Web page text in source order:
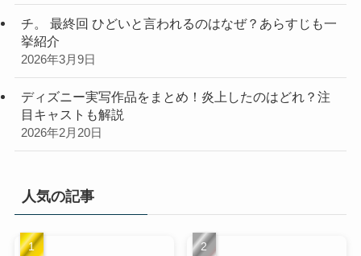
チ。 最終回 ひどいと言われるのはなぜ？あらすじも一
挙紹介
2026年3月9日
ディズニー実写作品をまとめ！炎上したのはどれ？注
目キャストも解説
2026年2月20日
人気の記事